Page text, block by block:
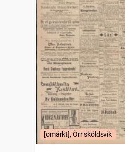
[omärkt], Örnsköldsvik